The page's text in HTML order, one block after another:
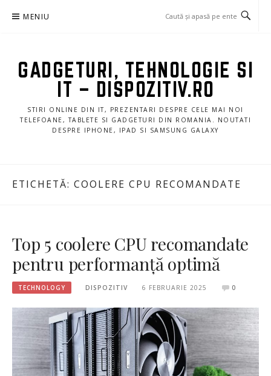
MENIU
GADGETURI, TEHNOLOGIE SI
IT – DISPOZITIV.RO
STIRI ONLINE DIN IT, PREZENTARI DESPRE CELE MAI NOI
TELEFOANE, TABLETE SI GADGETURI DIN ROMANIA. NOUTATI
DESPRE IPHONE, IPAD SI SAMSUNG GALAXY
ETICHETĂ: COOLERE CPU RECOMANDATE
Top 5 coolere CPU recomandate
pentru performanță optimă
TECHNOLOGY DISPOZITIV 6 FEBRUARIE 2025 0